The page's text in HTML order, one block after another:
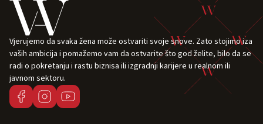
Vjerujemo da svaka žena može ostvariti svoje snove. Zato stojimo iza
vaših ambicija i pomažemo vam da ostvarite što god želite, bilo da se
radi o pokretanju i rastu biznisa ili izgradnji karijere u realnom ili
javnom sektoru.